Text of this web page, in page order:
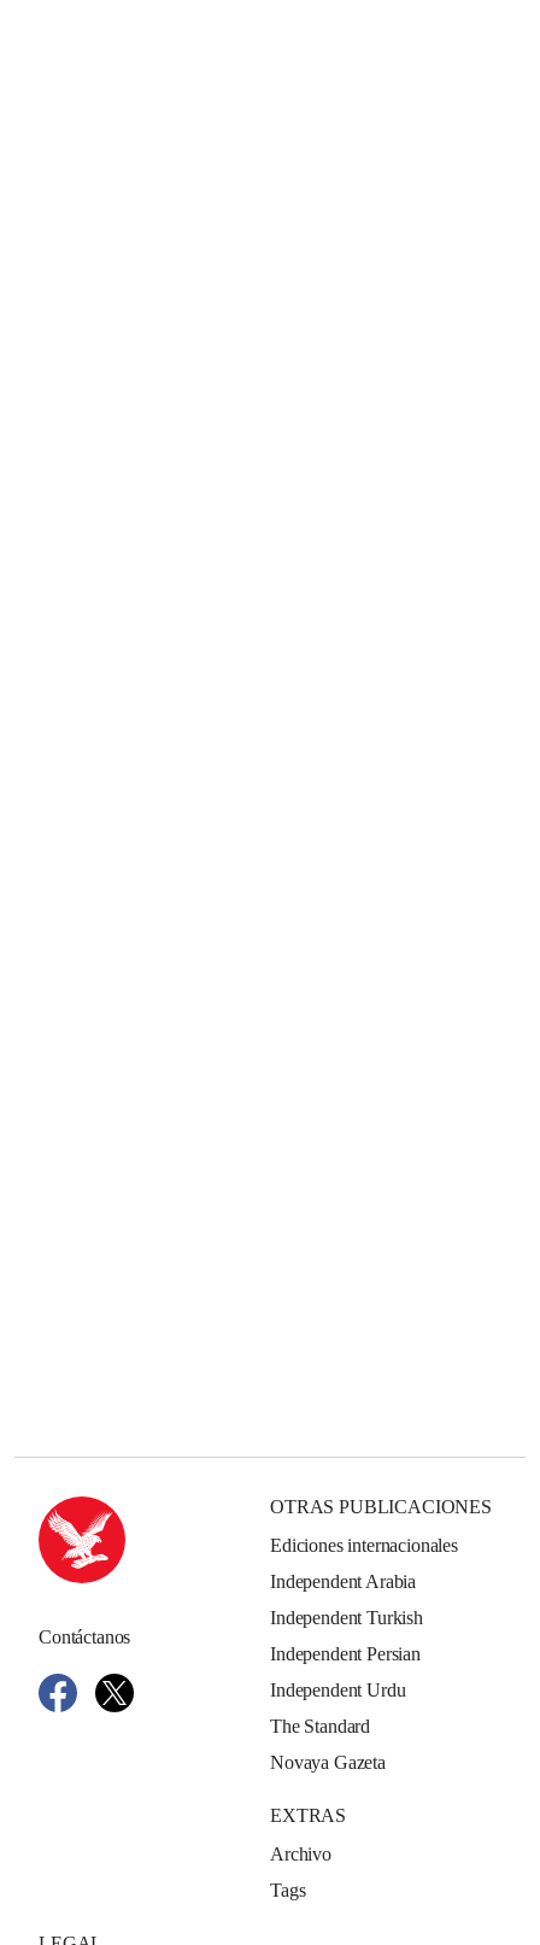
Contáctanos
OTRAS PUBLICACIONES
Ediciones internacionales
Independent Arabia
Independent Turkish
Independent Persian
Independent Urdu
The Standard
Novaya Gazeta
EXTRAS
Archivo
Tags